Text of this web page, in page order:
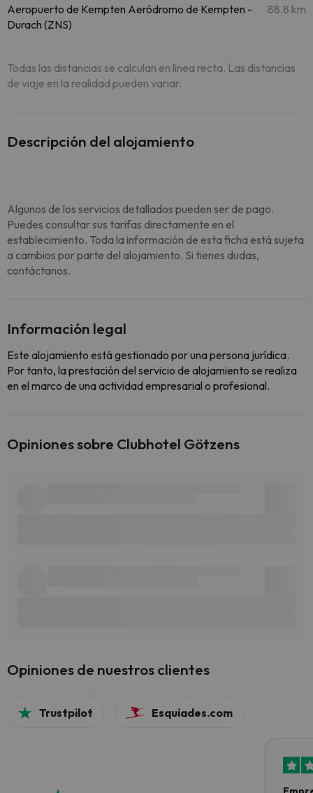
Aeropuerto de Kempten Aeródromo de Kempten -
Durach (ZNS)
88.8 km
Todas las distancias se calculan en línea recta. Las distancias
de viaje en la realidad pueden variar.
Descripción del alojamiento
Algunos de los servicios detallados pueden ser de pago.
Puedes consultar sus tarifas directamente en el
establecimiento. Toda la información de esta ficha está sujeta
a cambios por parte del alojamiento. Si tienes dudas,
contáctanos.
Información legal
Este alojamiento está gestionado por una persona jurídica.
Por tanto, la prestación del servicio de alojamiento se realiza
en el marco de una actividad empresarial o profesional.
Opiniones sobre Clubhotel Götzens
Opiniones de nuestros clientes
Trustpilot Esquiades.com